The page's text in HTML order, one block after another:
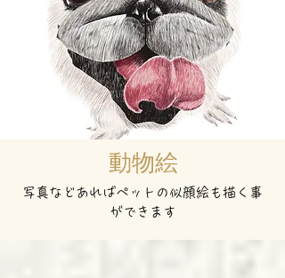
動物絵
写真などあればペットの似顔絵も描く事
ができます